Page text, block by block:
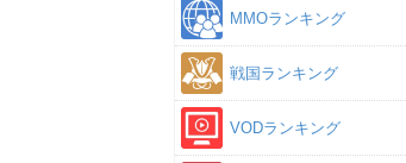
MMOランキング
戦国ランキング
VODランキング